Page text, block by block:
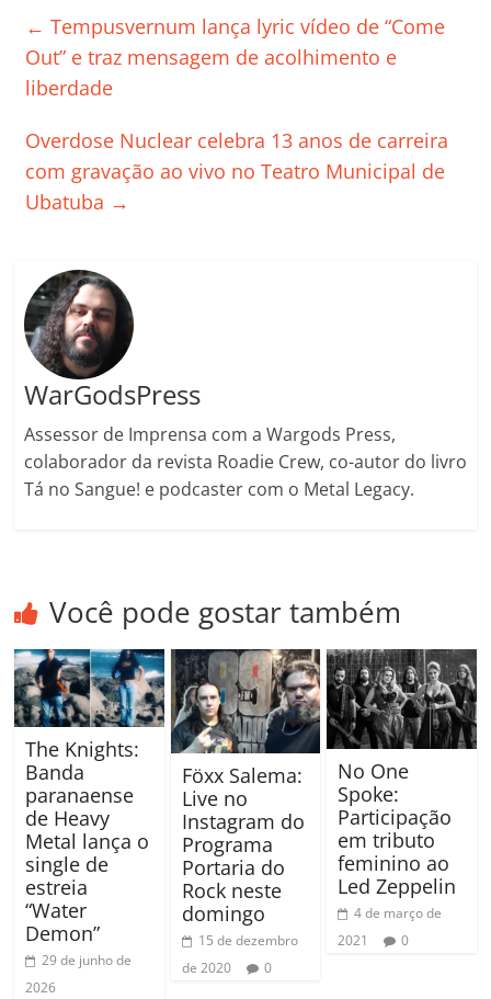
e
b
o
o
k
er l s
A
p
e
dI
gl
e
a
ss
ro
y
Li
p
ar
ar
← Tempusvernum lança lyric vídeo de “Come
Out” e traz mensagem de acolhimento e
liberdade
Overdose Nuclear celebra 13 anos de carreira
com gravação ao vivo no Teatro Municipal de
Ubatuba →
WarGodsPress
Assessor de Imprensa com a Wargods Press,
colaborador da revista Roadie Crew, co-autor do livro
Tá no Sangue! e podcaster com o Metal Legacy.
Você pode gostar também
The Knights:
Banda
paranaense
de Heavy
Metal lança o
single de
estreia
“Water
Demon”
29 de junho de
2026
Föxx Salema:
Live no
Instagram do
Programa
Portaria do
Rock neste
domingo
15 de dezembro
de 2020
0
No One
Spoke:
Participação
em tributo
feminino ao
Led Zeppelin
4 de março de
2021
0